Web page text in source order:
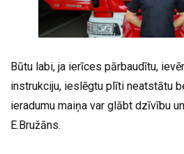
Būtu labi, ja ierīces pārbaudītu,
instrukciju, ieslēgtu plīti neatstātu
ieradumu maiņa var glābt dzīvību
E.Bružāns.